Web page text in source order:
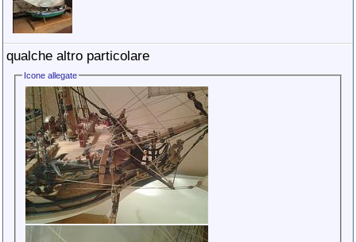
qualche altro particolare
Icone allegate